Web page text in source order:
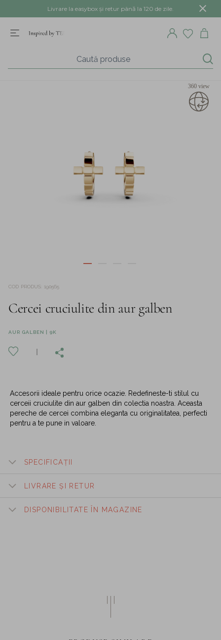
Livrare la easybox și retur până la 120 de zile.
360 view
COD PRODUS 190565
Cercei cruciulite din aur galben
AUR GALBEN | 9K
Accesorii ideale pentru orice ocazie. Redefineste-ti stilul cu
cerceii cruciulite din aur galben din colectia noastra. Aceasta
pereche de cercei combina eleganta cu originalitatea, perfecti
pentru a te pune in valoare.
SPECIFICAȚII
LIVRARE ȘI RETUR
DISPONIBILITATE ÎN MAGAZINE